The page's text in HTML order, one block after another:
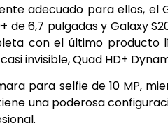
adecuado para ellos, el
de 6,7 pulgadas y Galaxy
con el último producto
invisible, Quad HD+
para selfie de 10 MP,
una poderosa